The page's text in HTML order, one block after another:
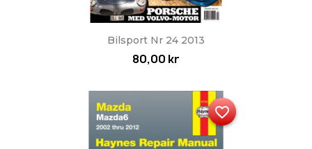
Bilsport Nr 24 2013
80,00 kr
favorite_border